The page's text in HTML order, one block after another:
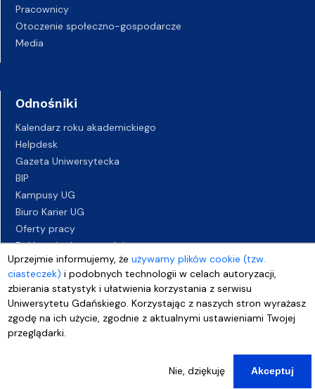
Uprzejmie informujemy, żeużywamy plików cookie (tzw.
ciasteczek) i podobnych technologii w celach autoryzacji,
zbierania statystyk i ułatwienia korzystania z serwisu
Uniwersytetu Gdańskiego. Korzystając z naszych stron wyrażasz
zgodę na ich użycie, zgodnie z aktualnymi ustawieniami Twojej
przeglądarki.
Nie, dziękuję Akceptuj
Pracownicy
Otoczenie społeczno-gospodarcze
Media
Odnośniki
Kalendarz roku akademickiego
Helpdesk
Gazeta Uniwersytecka
BIP
Kampusy UG
Biuro Karier UG
Oferty pracy
Deklaracja dostępności